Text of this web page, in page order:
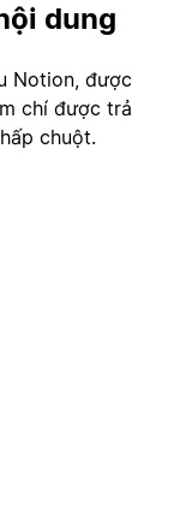
dung
Notion, được
chí được trả
chuột.